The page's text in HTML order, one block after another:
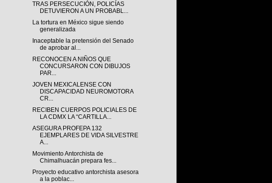
TRAS PERSECUCIÓN, POLICÍAS
DETUVIERON A UN PROBABL...
La tortura en México sigue siendo
generalizada
Inaceptable la pretensión del Senado
de aprobar al...
RECONOCEN A NIÑOS QUE
CONCURSARON CON DIBUJOS
PAR...
JOVEN MEXICALENSE CON
DISCAPACIDAD NEUROMOTORA
CR...
RECIBEN CUERPOS POLICIALES DE
LA CDMX LA “CARTILLA...
ASEGURA PROFEPA 132
EJEMPLARES DE VIDA SILVESTRE
A...
Movimiento Antorchista de
Chimalhuacán prepara fes...
Proyecto educativo antorchista asesora
a la poblac...